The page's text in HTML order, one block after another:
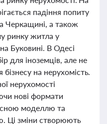
падіння попиту
Черкащині, а також
ринку житла у
Буковині. В Одесі
для іноземців, але не
на нерухомість.
нерухомості
нові формати
моделлю та
Ці зміни створюють